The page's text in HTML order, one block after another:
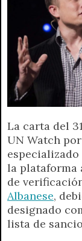
La carta del
UN Watch
la plataforma
de
Albanese,
designado
lista de